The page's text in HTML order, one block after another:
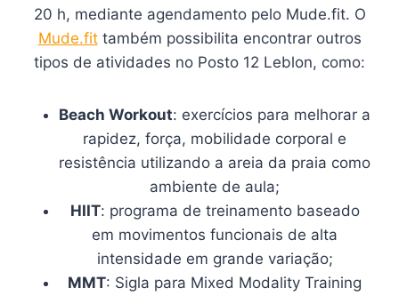
20 h, mediante agendamento pelo Mude.fit. O
Mude.fittambém possibilita encontrar outros
tipos de atividades no Posto 12 Leblon, como:
Beach Workout: exercícios para melhorar a
rapidez, força, mobilidade corporal e
resistência utilizando a areia da praia como
ambiente de aula;
HIIT: programa de treinamento baseado
em movimentos funcionais de alta
intensidade em grande variação;
MMT: Sigla para Mixed Modality Training